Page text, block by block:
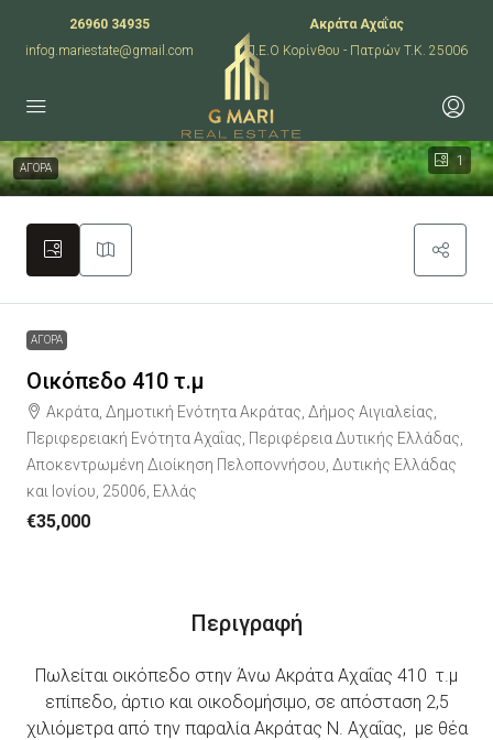
26960 34935
infog.mariestate@gmail.com
Ακράτα Αχαΐας
Π.Ε.Ο Κορίνθου - Πατρών T.K. 25006
1
ΑΓΟΡΑ
ΑΓΟΡΑ
Οικόπεδο 410 τ.μ
Ακράτα, Δημοτική Ενότητα Ακράτας, Δήμος Αιγιαλείας,
Περιφερειακή Ενότητα Αχαΐας, Περιφέρεια Δυτικής Ελλάδας,
Αποκεντρωμένη Διοίκηση Πελοποννήσου, Δυτικής Ελλάδας
και Ιονίου, 25006, Ελλάς
€35,000
Περιγραφή
Πωλείται οικόπεδο στην Άνω Ακράτα Αχαΐας 410 τ.μ
επίπεδο, άρτιο και οικοδομήσιμο, σε απόσταση 2,5
χιλιόμετρα από την παραλία Ακράτας Ν. Αχαΐας, με θέα